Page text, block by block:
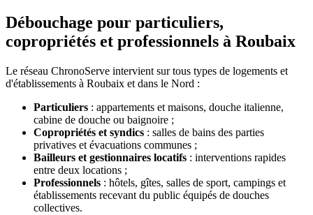
Débouchage pour particuliers,
copropriétés et professionnels à Roubaix
Le réseau ChronoServe intervient sur tous types de logements et
d'établissements à Roubaix et dans le Nord :
Particuliers : appartements et maisons, douche italienne,
cabine de douche ou baignoire ;
Copropriétés et syndics : salles de bains des parties
privatives et évacuations communes ;
Bailleurs et gestionnaires locatifs : interventions rapides
entre deux locations ;
Professionnels : hôtels, gîtes, salles de sport, campings et
établissements recevant du public équipés de douches
collectives.